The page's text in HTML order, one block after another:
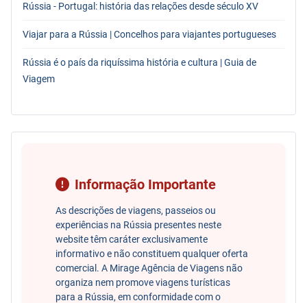
Rússia - Portugal: história das relações desde século XV
Viajar para a Rússia | Concelhos para viajantes portugueses
Rússia é o país da riquíssima história e cultura | Guia de
Viagem
Informação Importante
As descrições de viagens, passeios ou
experiências na Rússia presentes neste
website têm caráter exclusivamente
informativo e não constituem qualquer oferta
comercial. A Mirage Agência de Viagens não
organiza nem promove viagens turísticas
para a Rússia, em conformidade com o